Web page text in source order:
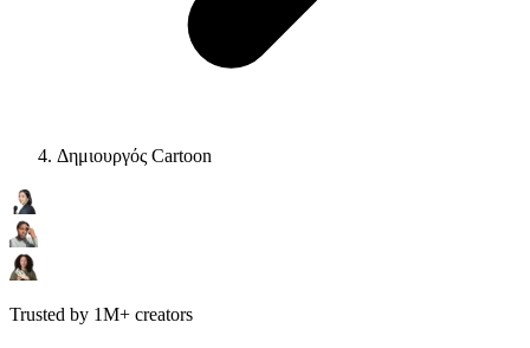
Δημιουργός Cartoon
Trusted by 1M+ creators